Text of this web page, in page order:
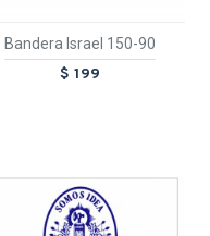
Bandera Israel 150-90
$ 199